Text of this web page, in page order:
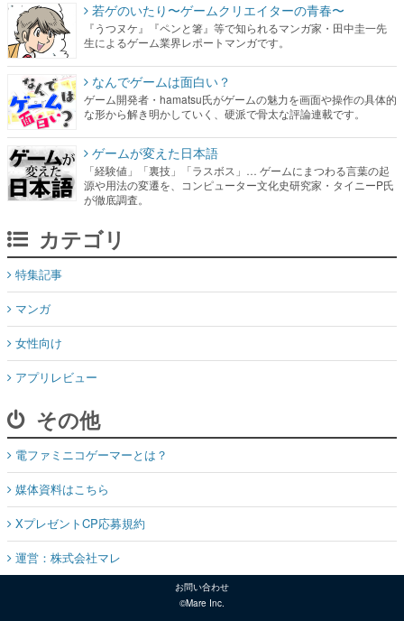
若ゲのいたり〜ゲームクリエイターの青春〜
『うつヌケ』『ペンと箸』等で知られるマンガ家・田中圭一先
生によるゲーム業界レポートマンガです。
なんでゲームは面白い？
ゲーム開発者・hamatsu氏がゲームの魅力を画面や操作の具体的
な形から解き明かしていく、硬派で骨太な評論連載です。
ゲームが変えた日本語
「経験値」「裏技」「ラスボス」… ゲームにまつわる言葉の起
源や用法の変遷を、コンピューター文化史研究家・タイニーP氏
が徹底調査。
カテゴリ
特集記事
マンガ
女性向け
アプリレビュー
その他
電ファミニコゲーマーとは？
媒体資料はこちら
XプレゼントCP応募規約
運営：株式会社マレ
お問い合わせ
©Mare Inc.